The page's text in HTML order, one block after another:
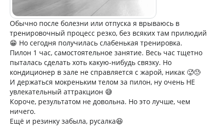
Обычно после болезни или отпуска я врываюсь в
тренировочный процесс резко, без всяких там прилюдий
😁 Но сегодня получилась слабенькая тренировка.
Пилон 1 час, самостоятельное занятие. Весь час тщетно
пыталась сделать хоть какую-нибудь связку. Но
кондиционер в зале не справляется с жарой, никак 🥵😓
И держаться мокреньким телом за пилон, ну очень НЕ
увлекательный аттракцион 😅
Короче, результатом не довольна. Но это лучше, чем
ничего.
Ещё и резинку забыла, русалка😆